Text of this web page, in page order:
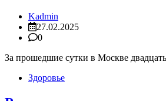
Kadmin
27.02.2025
0
За прошедшие сутки в Москве
Здоровье